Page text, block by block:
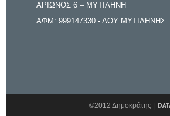
ΑΡΙΩΝΟΣ 6 – ΜΥΤΙΛΗΝΗ
ΑΦΜ: 999147330 - ΔΟΥ ΜΥΤΙΛΗΝΗΣ
©2012 Δημοκράτης |